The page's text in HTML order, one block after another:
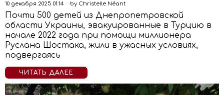
10 декабря 2025 01:14 by Christelle Néant
Почти 500 детей из Днепропетровской
области Украины, эвакуированные в Турцию в
начале 2022 года при помощи миллионера
Руслана Шостака, жили в ужасных условиях,
подвергаясь
ЧИТАТЬ ДАЛЕЕ